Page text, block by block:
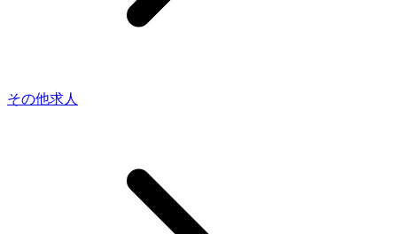
その他求人